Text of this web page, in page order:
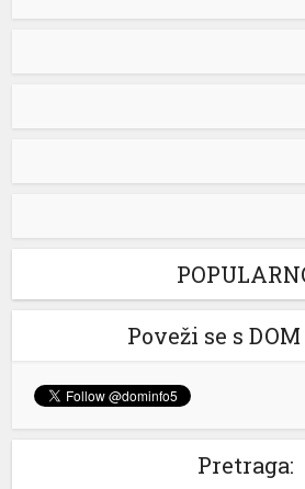
Opet izdvajanja za Ćirilični park: Ni
Ni dvije godine nakon otvaranja,
odobrila je dodatne radove na
Konačnom Odlukom o izboru
Srpski turista Aleksandar tvrdi da je
upozoravao druge vozače na
Međutim, kada je kasnije dobio
nije navedeno. Neprijatno iskustvo
Poveži se s DOM
Pretraga: